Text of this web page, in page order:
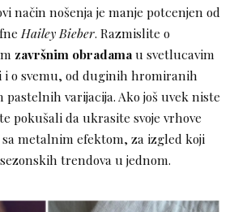
način nošenja je manje potcenjen od
Hailey Bieber. Razmislite o
završnim obradamau svetlucavim
i o svemu, od duginih hromiranih
pastelnih varijacija. Ako još uvek niste
pokušali da ukrasite svoje vrhove
metalnim efektom, za izgled koji
trendova u jednom.